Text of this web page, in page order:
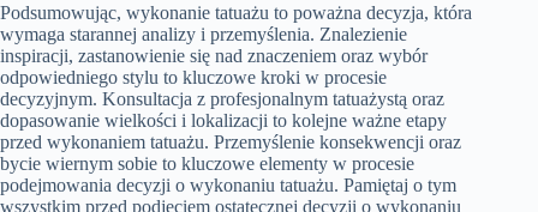
Podsumowując, wykonanie tatuażu to poważna decyzja, która
wymaga starannej analizy i przemyślenia. Znalezienie
inspiracji, zastanowienie się nad znaczeniem oraz wybór
odpowiedniego stylu to kluczowe kroki w procesie
decyzyjnym. Konsultacja z profesjonalnym tatuażystą oraz
dopasowanie wielkości i lokalizacji to kolejne ważne etapy
przed wykonaniem tatuażu. Przemyślenie konsekwencji oraz
bycie wiernym sobie to kluczowe elementy w procesie
podejmowania decyzji o wykonaniu tatuażu. Pamiętaj o tym
wszystkim przed podjęciem ostatecznej decyzji o wykonaniu